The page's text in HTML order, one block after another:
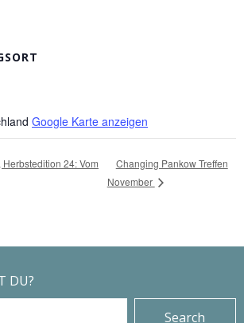
Google Karte anzeigen
24: Vom
Changing Pankow Treffen
November
DU?